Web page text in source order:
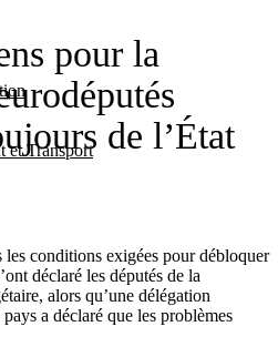
et Transport
pour la
de l’État
conditions exigées pour débloquer
déclaré les députés de la
alors qu’une délégation
a déclaré que les problèmes